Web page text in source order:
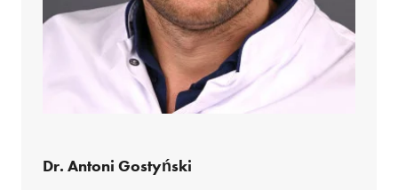
Dr. Antoni Gostyński